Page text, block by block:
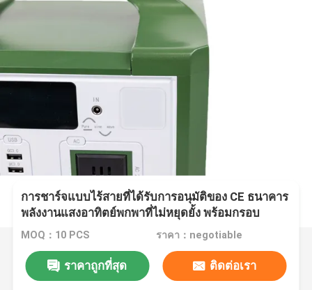
การชาร์จแบบไร้สายที่ได้รับการอนุมัติของ CE ธนาคาร
พลังงานแสงอาทิตย์พกพาที่ไม่หยุดยั้ง พร้อมกรอบ
พลาสติกสีเขียวสําหรับระบบสํารอง UPS
MOQ：10 PCS ราคา：negotiable
ราคาถูกที่สุด ติดต่อเรา